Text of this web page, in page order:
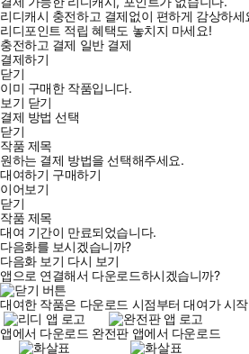
리디캐시 충전하고 결제없이 편하게 감상하세
리디포인트 적립 혜택도 놓치지 마세요!
충전하고 결제 일반 결제
결제하기
닫기
이미 구매한 작품입니다.
보기 닫기
결제 방법 선택
닫기
작품 제목
원하는 결제 방법을 선택해주세요.
대여하기 구매하기
이어보기
닫기
작품 제목
대여 기간이 만료되었습니다.
다음화를 보시겠습니까?
다음화 보기 다시 보기
앱으로 연결해서 다운로드하시겠습니까?
대여한 작품은 다운로드 시점부터 대여가 시
앱에서 다운로드 완전판 앱에서 다운로드